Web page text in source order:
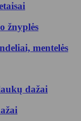
žnyplės
mentelės
dažai